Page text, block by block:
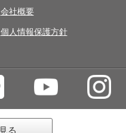
会社概要
個人情報保護方針
る